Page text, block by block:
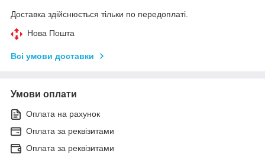
Доставка здійснюється тільки по передоплаті.
Нова Пошта
Всі умови доставки
Умови оплати
Оплата на рахунок
Оплата за реквізитами
Оплата за реквізитами